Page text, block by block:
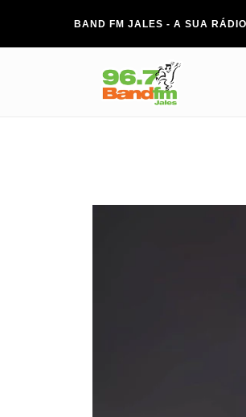
BAND FM JALES - A SUA